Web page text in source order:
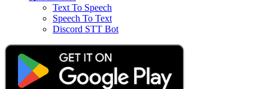
Text To Speech
Speech To Text
Discord STT Bot